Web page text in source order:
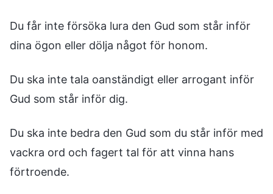
Du får inte försöka lura den Gud som står inför
dina ögon eller dölja något för honom.
Du ska inte tala oanständigt eller arrogant inför
Gud som står inför dig.
Du ska inte bedra den Gud som du står inför med
vackra ord och fagert tal för att vinna hans
förtroende.